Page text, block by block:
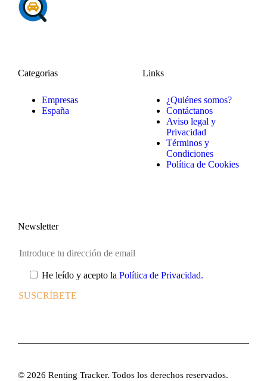
Categorias
Empresas
España
Links
¿Quiénes somos?
Contáctanos
Aviso legal y
Privacidad
Términos y
Condiciones
Política de Cookies
Newsletter
He leído y acepto la Política de Privacidad.
© 2026 Renting Tracker. Todos los derechos reservados.